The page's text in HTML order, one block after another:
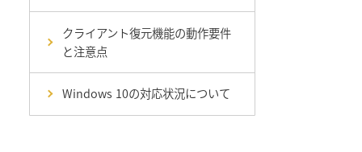
クライアント復元機能の動作要件
と注意点
Windows 10の対応状況について